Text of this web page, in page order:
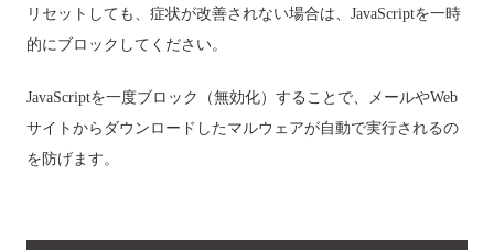
リセットしても、症状が改善されない場合は、JavaScriptを一時
的にブロックしてください。
JavaScriptを一度ブロック（無効化）することで、メールやWeb
サイトからダウンロードしたマルウェアが自動で実行されるの
を防げます。